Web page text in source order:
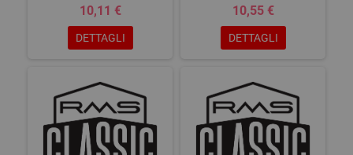
10,11 €
DETTAGLI
10,55 €
DETTAGLI